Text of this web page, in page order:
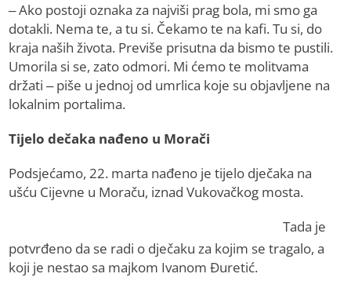
– Ako postoji oznaka za najviši prag bola, mi smo ga
dotakli. Nema te, a tu si. Čekamo te na kafi. Tu si, do
kraja naših života. Previše prisutna da bismo te pustili.
Umorila si se, zato odmori. Mi ćemo te molitvama
držati – piše u jednoj od umrlica koje su objavljene na
lokalnim portalima.
Tijelo dečaka nađeno u Morači
Podsjećamo, 22. marta nađeno je tijelo dječaka na
ušću Cijevne u Moraču, iznad Vukovačkog mosta.
Tada je
potvrđeno da se radi o dječaku za kojim se tragalo, a
koji je nestao sa majkom Ivanom Đuretić.